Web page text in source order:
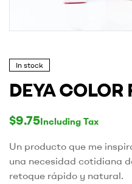
In stock
DEYA COLOR
$9.75Including Tax
Un producto que me
una necesidad cotidiana
retoque rápido y natural.